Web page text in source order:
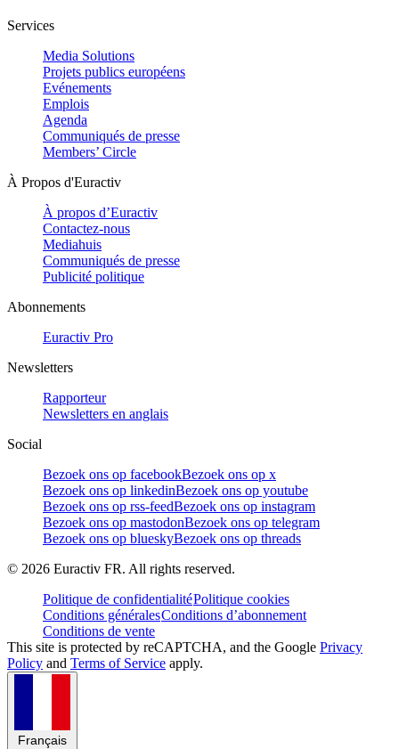
Services
Media Solutions
Projets publics européens
Evénements
Emplois
Agenda
Communiqués de presse
Members’ Circle
À Propos d'Euractiv
À propos d’Euractiv
Contactez-nous
Mediahuis
Communiqués de presse
Publicité politique
Abonnements
Euractiv Pro
Newsletters
Rapporteur
Newsletters en anglais
Social
Bezoek ons op facebookBezoek ons op x
Bezoek ons op linkedinBezoek ons op youtube
Bezoek ons op rss-feedBezoek ons op instagram
Bezoek ons op mastodonBezoek ons op telegram
Bezoek ons op blueskyBezoek ons op threads
© 2026 Euractiv FR. All rights reserved.
Politique de confidentialitéPolitique cookies
Conditions généralesConditions d’abonnement
Conditions de vente
This site is protected by reCAPTCHA, and the Google Privacy
Policy and Terms of Service apply.
Français